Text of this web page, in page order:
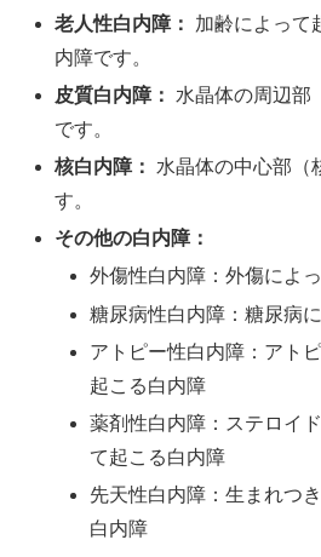
老人性白内障：
加齢によって
内障です。
皮質白内障：
水晶体の周辺部
です。
核白内障：
水晶体の中心部（
す。
その他の白内障：
外傷性白内障：外傷によ
糖尿病性白内障：糖尿病
アトピー性白内障：アト
起こる白内障
薬剤性白内障：ステロイ
て起こる白内障
先天性白内障：生まれつ
白内障